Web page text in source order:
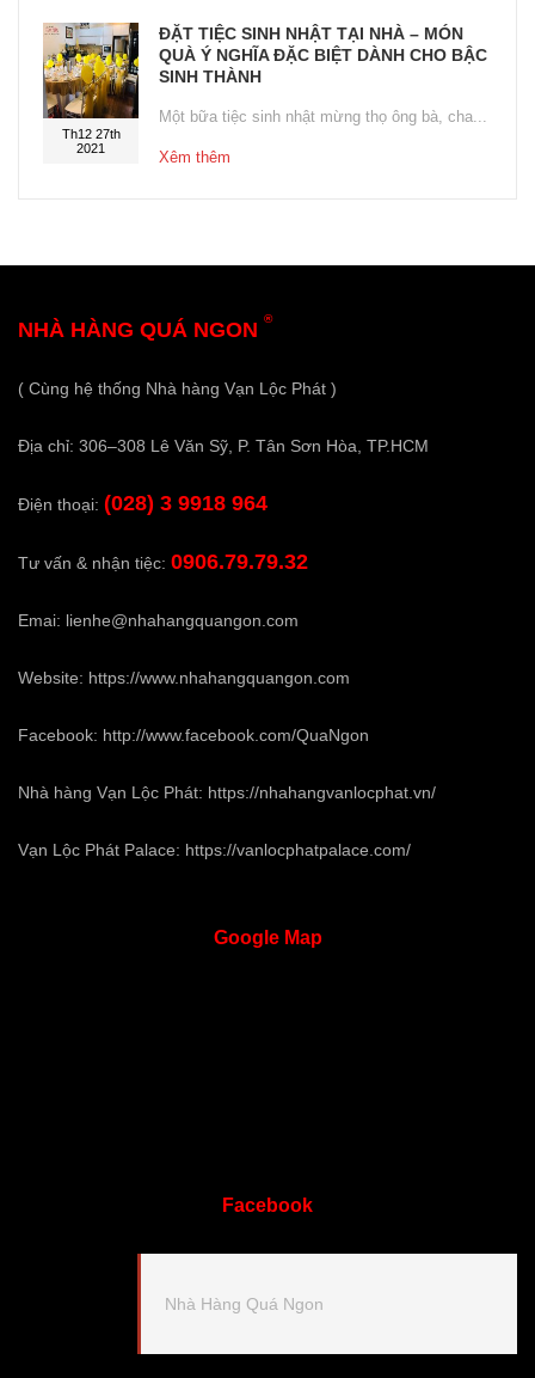
Th12 27th
2021
ĐẶT TIỆC SINH NHẬT TẠI NHÀ – MÓN
QUÀ Ý NGHĨA ĐẶC BIỆT DÀNH CHO BẬC
SINH THÀNH
Một bữa tiệc sinh nhật mừng thọ ông bà, cha...
Xêm thêm
NHÀ HÀNG QUÁ NGON ®
( Cùng hệ thống Nhà hàng Vạn Lộc Phát )
Địa chỉ: 306–308 Lê Văn Sỹ, P. Tân Sơn Hòa, TP.HCM
Điện thoại: (028) 3 9918 964
Tư vấn & nhận tiệc: 0906.79.79.32
Emai: lienhe@nhahangquangon.com
Website: https://www.nhahangquangon.com
Facebook: http://www.facebook.com/QuaNgon
Nhà hàng Vạn Lộc Phát: https://nhahangvanlocphat.vn/
Vạn Lộc Phát Palace: https://vanlocphatpalace.com/
GoogleMap
Facebook
Nhà Hàng Quá Ngon